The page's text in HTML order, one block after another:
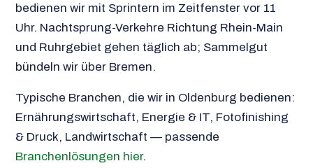
bedienen wir mit Sprintern im Zeitfenster vor 11
Uhr. Nachtsprung-Verkehre Richtung Rhein-Main
und Ruhrgebiet gehen täglich ab; Sammelgut
bündeln wir über Bremen.
Typische Branchen, die wir in Oldenburg bedienen:
Ernährungswirtschaft, Energie & IT, Fotofinishing
& Druck, Landwirtschaft — passende
Branchenlösungen hier.